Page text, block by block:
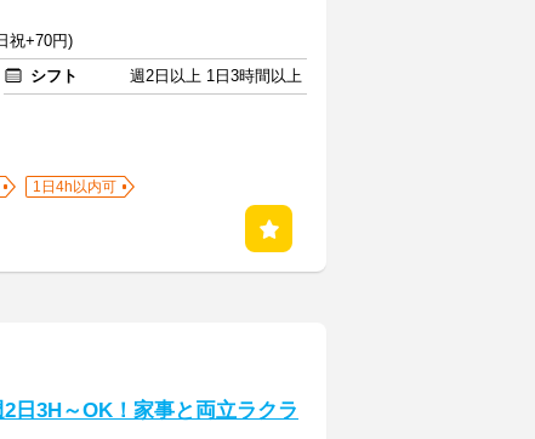
祝+70円)
シフト
週2日以上 1日3時間以上
1日4h以内可
日3H～OK！家事と両立ラクラ